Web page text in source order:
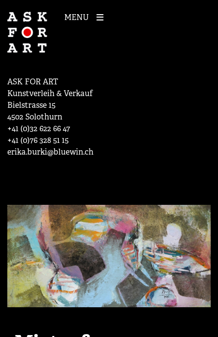
MENU
ASK FOR ART
Kunstverleih & Verkauf
Bielstrasse 15
4502 Solothurn
+41 (0)32 622 66 47
+41 (0)76 328 51 15
erika.burki@bluewin.ch